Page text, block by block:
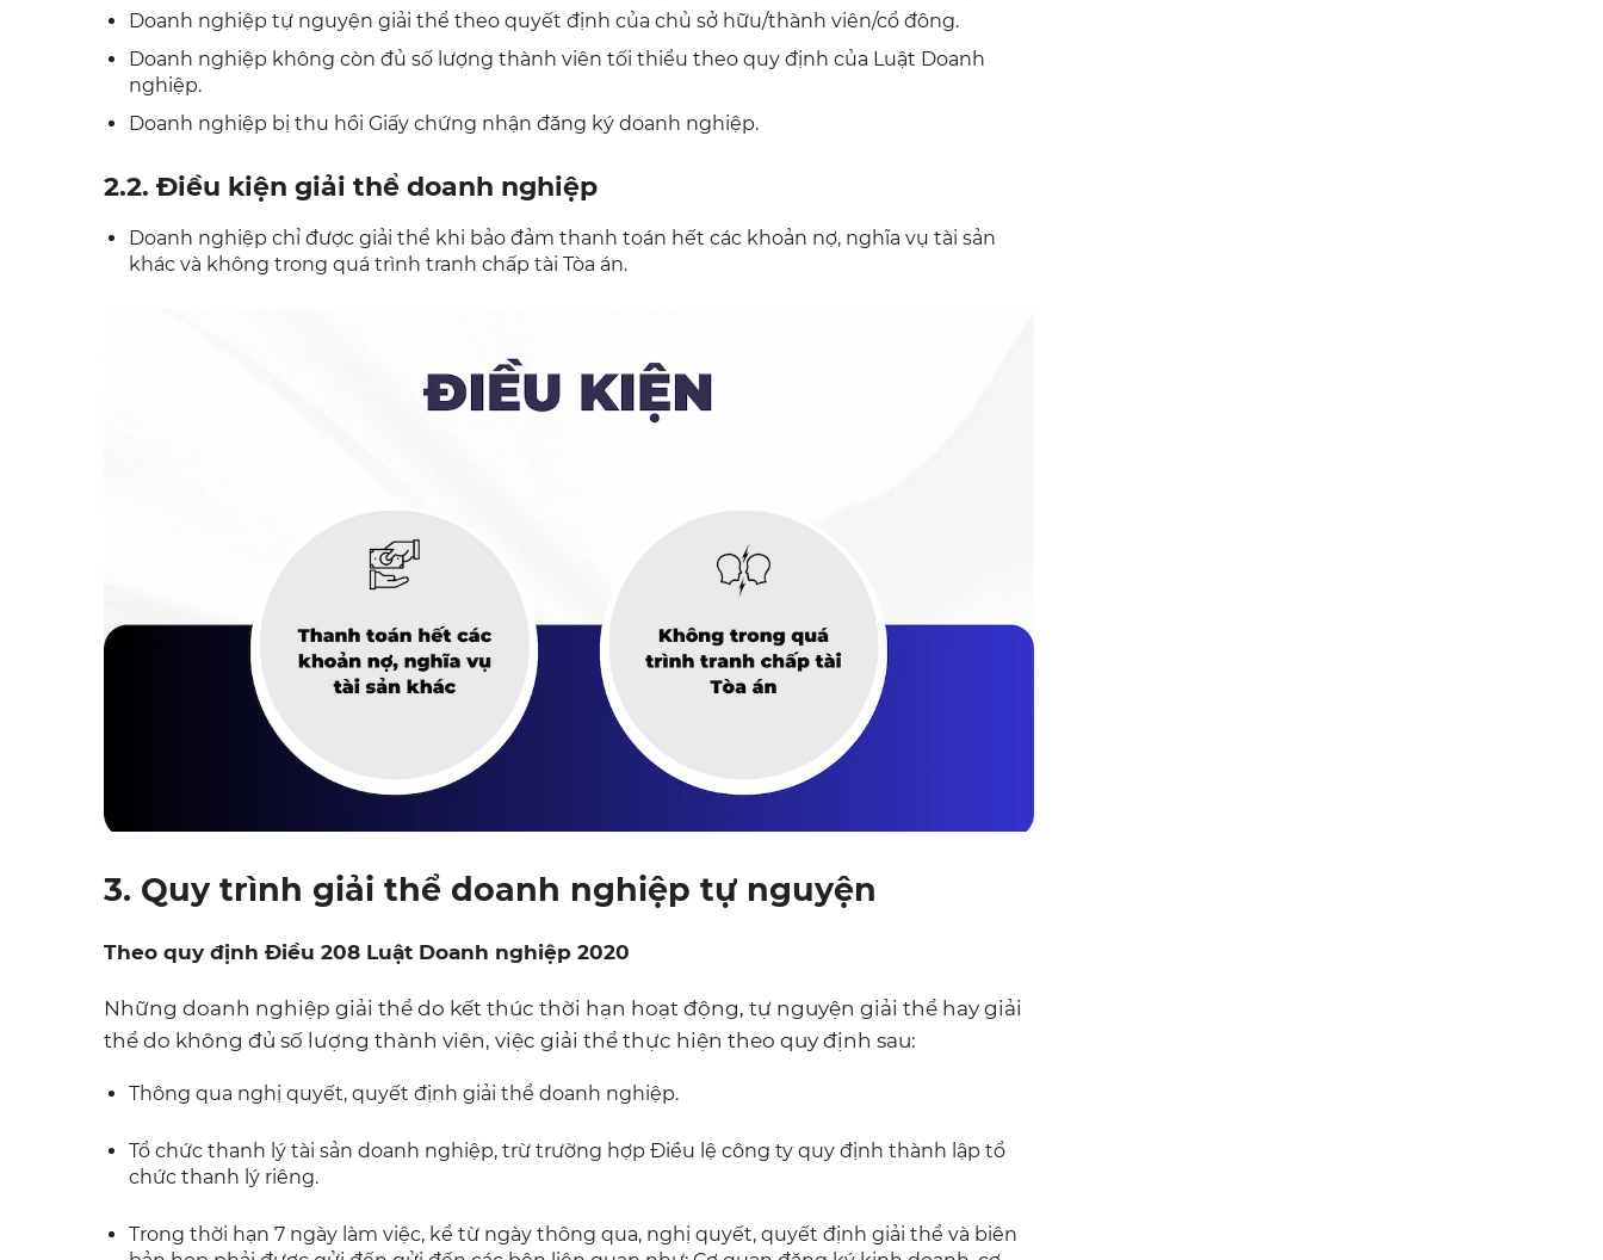
Doanh nghiệp tự nguyện giải thể theo quyết định của chủ sở hữu/thành viên/cổ đông.
Doanh nghiệp không còn đủ số lượng thành viên tối thiểu theo quy định của Luật Doanh
nghiệp.
Doanh nghiệp bị thu hồi Giấy chứng nhận đăng ký doanh nghiệp.
2.2. Điều kiện giải thể doanh nghiệp
Doanh nghiệp chỉ được giải thể khi bảo đảm thanh toán hết các khoản nợ, nghĩa vụ tài sản
khác và không trong quá trình tranh chấp tài Tòa án.
3. Quy trình giải thể doanh nghiệp tự nguyện
Theo quy định Điều 208 Luật Doanh nghiệp 2020
Những doanh nghiệp giải thể do kết thúc thời hạn hoạt động, tự nguyện giải thể hay giải
thể do không đủ số lượng thành viên, việc giải thể thực hiện theo quy định sau:
Thông qua nghị quyết, quyết định giải thể doanh nghiệp.
Tổ chức thanh lý tài sản doanh nghiệp, trừ trường hợp Điều lệ công ty quy định thành lập tổ
chức thanh lý riêng.
Trong thời hạn 7 ngày làm việc, kể từ ngày thông qua, nghị quyết, quyết định giải thể và biên